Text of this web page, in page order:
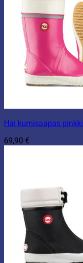
Hai kumisaapas pinkki
69,90 €